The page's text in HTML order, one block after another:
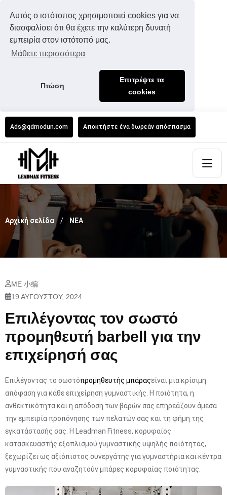
Αυτός ο ιστότοπος χρησιμοποιεί cookies για να
διασφαλίσει ότι θα έχετε την καλύτερη δυνατή
εμπειρία στον ιστότοπό μας.
Μάθετε περισσότερα
Πτώση
Επιτρέψτε τα
cookies
Ads@qdmodun.com Αποκτήστε ένα δωρεάν απόσπασμα
Αρχική σελίδα ΝΕΑ
ΜΕ 小编
19 ΑΥΓΟΎΣΤΟΥ, 2024
Επιλέγοντας τον σωστό
προμηθευτή barbell για την
επιχείρησή σας
Επιλέγοντας το σωστόπρομηθευτής μπάραςείναι μια κρίσιμη
απόφαση για κάθε επιχείρηση γυμναστικής. Η ποιότητα, η
ανθεκτικότητα και η απόδοση των βαρών σας επηρεάζουν άμεσα
την εμπειρία προπόνησης των πελατών σας και τη φήμη της
εγκατάστασής σας. Η Leadman Fitness, κορυφαίος
κατασκευαστής εξοπλισμού γυμναστικής υψηλής ποιότητας,
ξεχωρίζει ως αξιόπιστος συνεργάτης για γυμναστήρια και κέντρα
γυμναστικής που αναζητούν μπάρες κορυφαίας ποιότητας.